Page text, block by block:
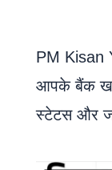
PM Kisan
आपके बैंक
स्टेटस और